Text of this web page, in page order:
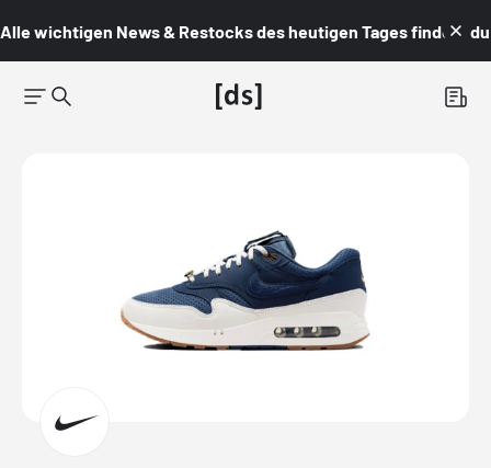
Alle wichtigen News & Restocks des heutigen Tages findest du